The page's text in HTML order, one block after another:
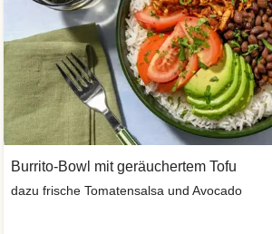
Burrito-Bowl mit geräuchertem Tofu
dazu frische Tomatensalsa und Avocado